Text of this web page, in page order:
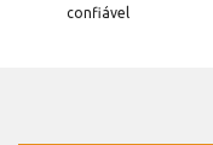
confiável